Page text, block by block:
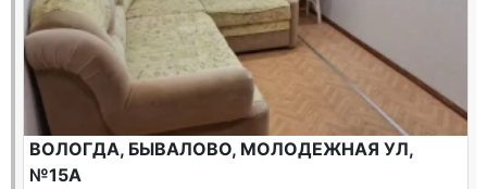
ВОЛОГДА, БЫВАЛОВО, МОЛОДЕЖНАЯ УЛ,
№15А